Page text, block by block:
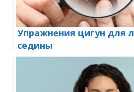
Упражнения цигун для
седины